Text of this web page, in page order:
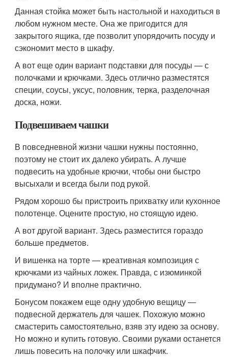
Данная стойка может быть настольной и находиться в
любом нужном месте. Она же пригодится для
закрытого ящика, где позволит упорядочить посуду и
сэкономит место в шкафу.
А вот еще один вариант подставки для посуды — с
полочками и крючками. Здесь отлично разместятся
специи, соусы, уксус, половник, терка, разделочная
доска, ножи.
Подвешиваем чашки
В повседневной жизни чашки нужны постоянно,
поэтому не стоит их далеко убирать. А лучше
подвесить на удобные крючки, чтобы они быстро
высыхали и всегда были под рукой.
Рядом хорошо бы пристроить прихватку или кухонное
полотенце. Оцените простую, но стоящую идею.
А вот другой вариант. Здесь разместится гораздо
больше предметов.
И вишенка на торте — креативная композиция с
крючками из чайных ложек. Правда, с изюминкой
придумано? И вполне практично.
Бонусом покажем еще одну удобную вещицу —
подвесной держатель для чашек. Похожую можно
смастерить самостоятельно, взяв эту идею за основу.
Но можно и купить готовую. Своими руками останется
лишь повесить на полочку или шкафчик.